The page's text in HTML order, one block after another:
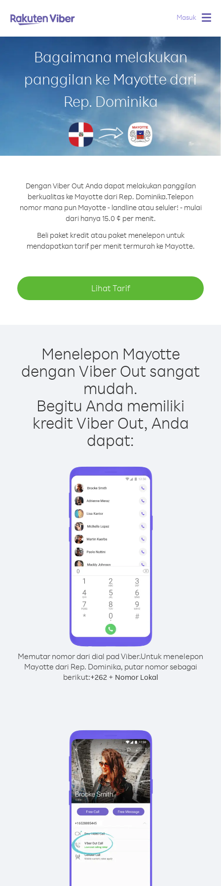
Masuk
Bagaimana melakukan
panggilan ke Mayotte dari
Rep. Dominika
Dengan Viber Out Anda dapat melakukan panggilan
berkualitas ke Mayotte dari Rep. Dominika.Telepon
nomor mana pun Mayotte - landline atau seluler! - mulai
dari hanya 15.0 ¢ per menit.
Beli paket kredit atau paket menelepon untuk
mendapatkan tarif per menit termurah ke Mayotte.
Lihat Tarif
Menelepon Mayotte
dengan Viber Out sangat
mudah.
Begitu Anda memiliki
kredit Viber Out, Anda
dapat:
Memutar nomor dari dial pad Viber.Untuk menelepon
Mayotte dari Rep. Dominika, putar nomor sebagai
berikut:+262+ Nomor Lokal